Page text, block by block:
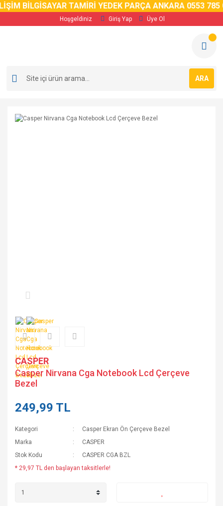
BİLGİSAYAR TAMİRİ YEDEK PARÇA ANKARA 0553 785 02
Hoşgeldiniz Giriş Yap Üye Ol
ARA
CASPER
Casper Nirvana Cga Notebook Lcd Çerçeve
Bezel
249,99 TL
Kategori
Casper Ekran Ön Çerçeve Bezel
Marka
CASPER
Stok Kodu
CASPER CGA BZL
* 29,97 TL den başlayan taksitlerle!